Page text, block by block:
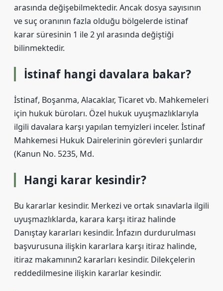
arasında değişebilmektedir. Ancak dosya sayısının
ve suç oranının fazla olduğu bölgelerde istinaf
karar süresinin 1 ile 2 yıl arasında değiştiği
bilinmektedir.
İstinaf hangi davalara bakar?
İstinaf, Boşanma, Alacaklar, Ticaret vb. Mahkemeleri
için hukuk büroları. Özel hukuk uyuşmazlıklarıyla
ilgili davalara karşı yapılan temyizleri inceler. İstinaf
Mahkemesi Hukuk Dairelerinin görevleri şunlardır
(Kanun No. 5235, Md.
Hangi karar kesindir?
Bu kararlar kesindir. Merkezi ve ortak sınavlarla ilgili
uyuşmazlıklarda, karara karşı itiraz halinde
Danıştay kararları kesindir. İnfazın durdurulması
başvurusuna ilişkin kararlara karşı itiraz halinde,
itiraz makamının2 kararları kesindir. Dilekçelerin
reddedilmesine ilişkin kararlar kesindir.